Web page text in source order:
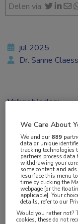
Delen via:
jul 2025
Dr. Sanne
Vakgebieden:
Jicht
Tags:
allopurinol,
urinezuur
We Care About
We and our889
data or unique
tracking technologies
partners process
withdrawing your
some content and
resurface this menu
time by clicking the
webpage [or the
applicable]. Your
details, refer to our
Would you rather not?
cookies, these do not